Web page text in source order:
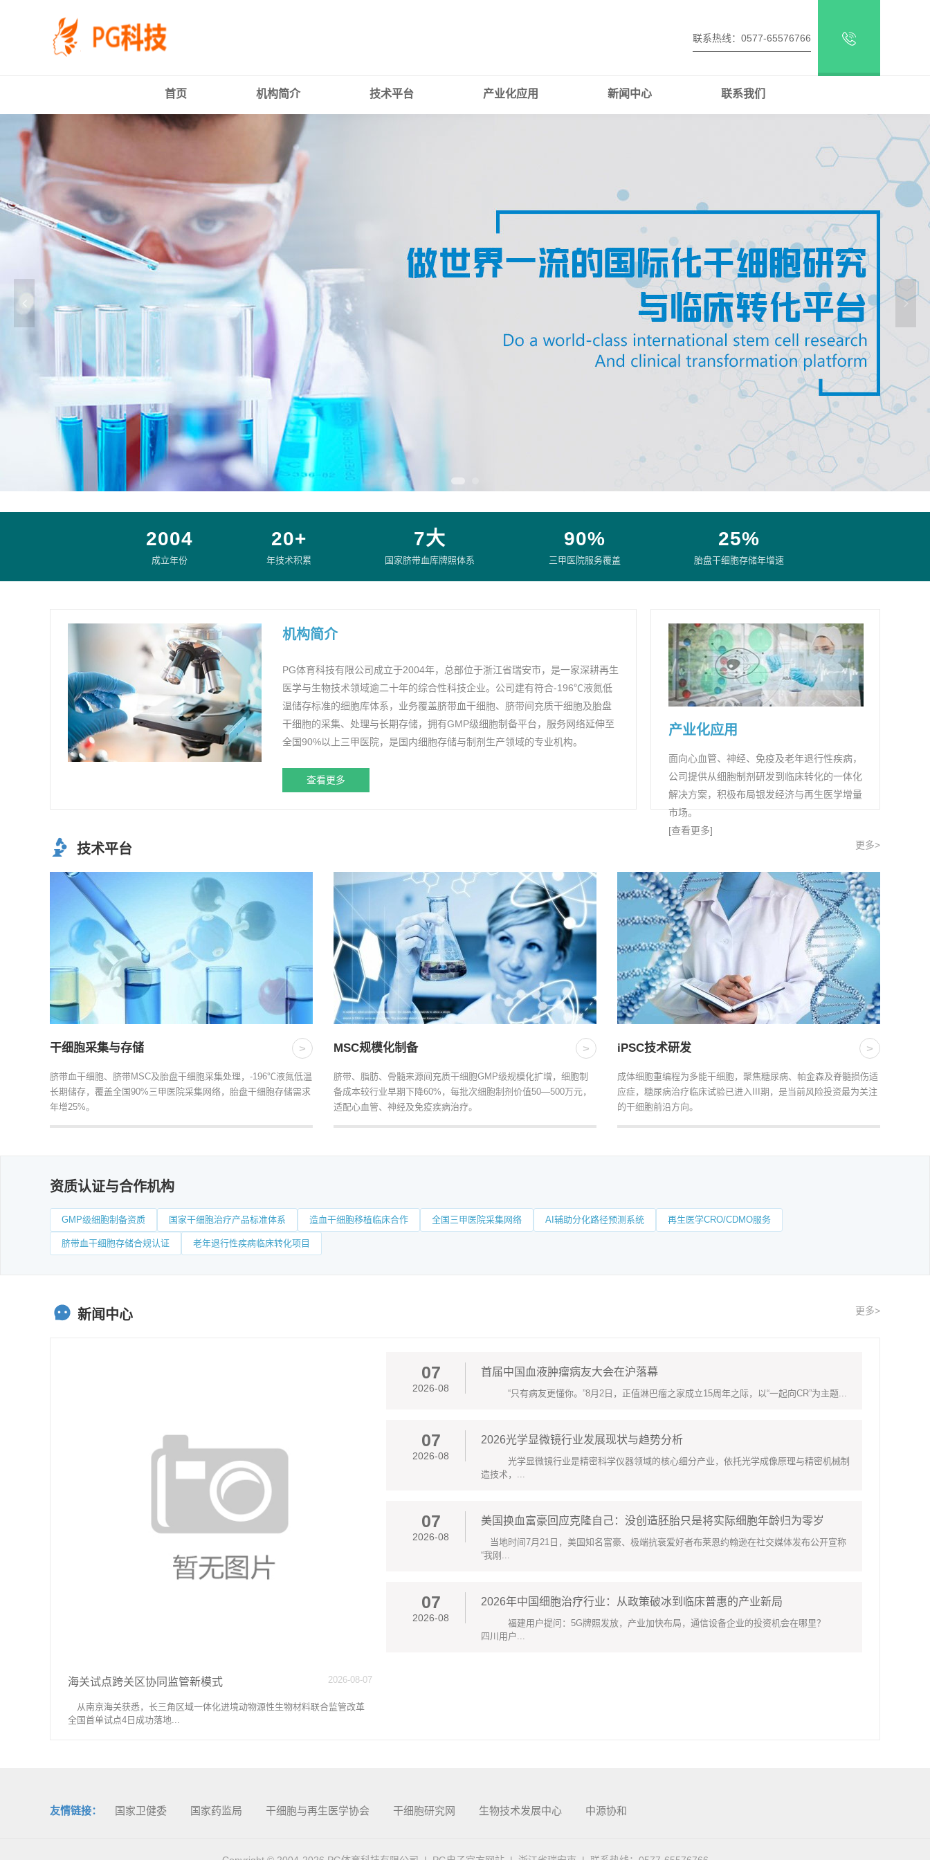
司-
网
站
联系热线：0577-65576766
首页 机构简介 技术平台 产业化应用 新闻中心 联系我们
2004
成立年份
20+
年技术积累
7大
国家脐带血库牌照体系
90%
三甲医院服务覆盖
25%
胎盘干细胞存储年增速
机构简介
PG体育科技有限公司成立于2004年，总部位于浙江省瑞安市，是一家深耕再生
医学与生物技术领域逾二十年的综合性科技企业。公司建有符合-196℃液氮低
温储存标准的细胞库体系，业务覆盖脐带血干细胞、脐带间充质干细胞及胎盘
干细胞的采集、处理与长期存储，拥有GMP级细胞制备平台，服务网络延伸至
全国90%以上三甲医院，是国内细胞存储与制剂生产领域的专业机构。
查看更多
产业化应用
面向心血管、神经、免疫及老年退行性疾病，
公司提供从细胞制剂研发到临床转化的一体化
解决方案，积极布局银发经济与再生医学增量
市场。
[查看更多]
技术平台 更多>
干细胞采集与存储 >
脐带血干细胞、脐带MSC及胎盘干细胞采集处理，-196℃液氮低温
长期储存，覆盖全国90%三甲医院采集网络，胎盘干细胞存储需求
年增25%。
MSC规模化制备 >
脐带、脂肪、骨髓来源间充质干细胞GMP级规模化扩增，细胞制
备成本较行业早期下降60%，每批次细胞制剂价值50—500万元，
适配心血管、神经及免疫疾病治疗。
iPSC技术研发 >
成体细胞重编程为多能干细胞，聚焦糖尿病、帕金森及脊髓损伤适
应症，糖尿病治疗临床试验已进入III期，是当前风险投资最为关注
的干细胞前沿方向。
资质认证与合作机构
GMP级细胞制备资质 国家干细胞治疗产品标准体系 造血干细胞移植临床合作 全国三甲医院采集网络 AI辅助分化路径预测系统 再生医学CRO/CDMO服务
脐带血干细胞存储合规认证 老年退行性疾病临床转化项目
新闻中心 更多>
2026-08-07
海关试点跨关区协同监管新模式
从南京海关获悉，长三角区域一体化进境动物源性生物材料联合监管改革
全国首单试点4日成功落地...
07
2026-08
首届中国血液肿瘤病友大会在沪落幕
“只有病友更懂你。”8月2日，正值淋巴瘤之家成立15周年之际，以“一起向CR”为主题...
07
2026-08
2026光学显微镜行业发展现状与趋势分析
光学显微镜行业是精密科学仪器领域的核心细分产业，依托光学成像原理与精密机械制
造技术，...
07
2026-08
美国换血富豪回应克隆自己：没创造胚胎只是将实际细胞年龄归为零岁
当地时间7月21日，美国知名富豪、极端抗衰爱好者布莱恩约翰逊在社交媒体发布公开宣称
“我刚...
07
2026-08
2026年中国细胞治疗行业：从政策破冰到临床普惠的产业新局
福建用户提问：5G牌照发放，产业加快布局，通信设备企业的投资机会在哪里？
四川用户...
友情链接： 国家卫健委 国家药监局 干细胞与再生医学协会 干细胞研究网 生物技术发展中心 中源协和